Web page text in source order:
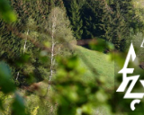
Aller
au
contenu.
|
Aller
à
la
navigation
Outils
personnels
Chercher par
Recherche
avancée…